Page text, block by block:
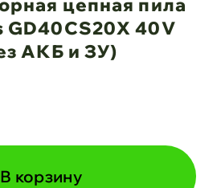
цепная пила
GD40CS20X 40V
АКБ и ЗУ)
В корзину